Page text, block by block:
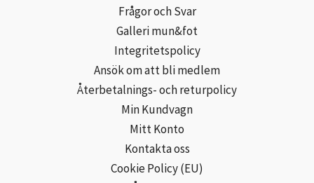
Frågor och Svar
Galleri mun&fot
Integritetspolicy
Ansök om att bli medlem
Återbetalnings- och returpolicy
Min Kundvagn
Mitt Konto
Kontakta oss
Cookie Policy (EU)